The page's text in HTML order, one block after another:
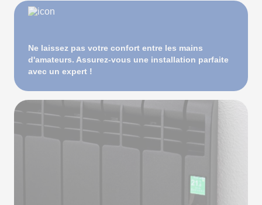
Ne laissez pas votre confort entre les mains
d'amateurs. Assurez-vous une installation parfaite
avec un expert !